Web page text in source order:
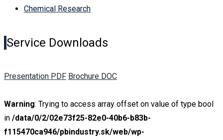
Chemical Research
Service Downloads
Presentation PDF Brochure DOC
Warning: Trying to access array offset on value of type bool
in /data/0/2/02e73f25-82e0-40b6-b83b-
f115470ca946/pbindustry.sk/web/wp-